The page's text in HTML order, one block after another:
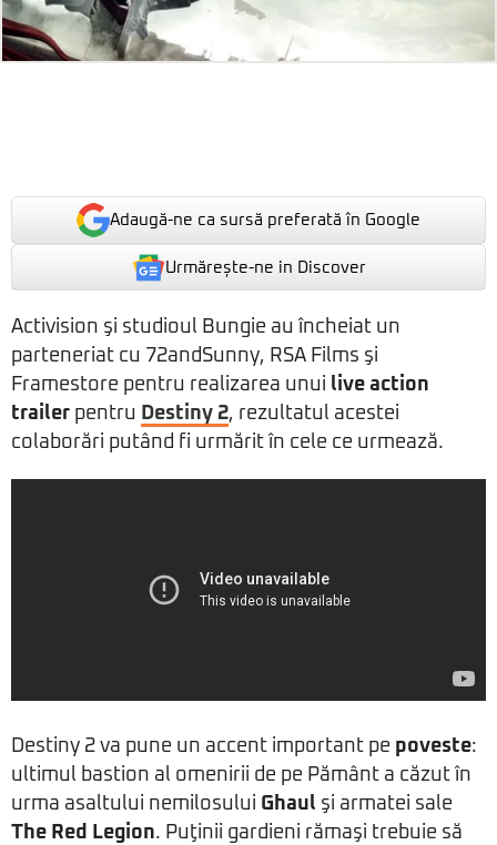
Adaugă-ne ca sursă preferată în Google
Urmărește-ne in Discover
Activision şi studioul Bungie au încheiat un
parteneriat cu 72andSunny, RSA Films şi
Framestore pentru realizarea unui live action
trailer pentru Destiny 2, rezultatul acestei
colaborări putând fi urmărit în cele ce urmează.
Destiny 2 va pune un accent important pe poveste:
ultimul bastion al omenirii de pe Pământ a căzut în
urma asaltului nemilosului Ghaul şi armatei sale
The Red Legion. Puţinii gardieni rămaşi trebuie să